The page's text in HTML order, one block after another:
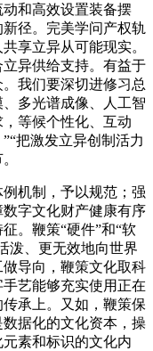
和高效设置装备摆
径。完美学问产权轨
享立异从可能现实。
异供给支持。有益于
我们要深切进修习总
多光谱成像、人工智
等候个性化、互动
把激发立异创制活力
机制，予以规范；强
字文化财产健康有序
。鞭策“硬件”和“软
泼、更无效地向世界
导向，鞭策文化取科
艺能够充实使用正在
承上。又如，鞭策保
据化的文化资本，操
素和标识的文化内